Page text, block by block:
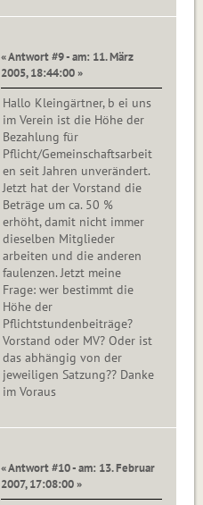
« Antwort #9 - am: 11. März
2005, 18:44:00 »
Hallo Kleingärtner, b ei uns
im Verein ist die Höhe der
Bezahlung für
Pflicht/Gemeinschaftsarbeit
en seit Jahren unverändert.
Jetzt hat der Vorstand die
Beträge um ca. 50 %
erhöht, damit nicht immer
dieselben Mitglieder
arbeiten und die anderen
faulenzen. Jetzt meine
Frage: wer bestimmt die
Höhe der
Pflichtstundenbeiträge?
Vorstand oder MV? Oder ist
das abhängig von der
jeweiligen Satzung?? Danke
im Voraus
« Antwort #10 - am: 13. Februar
2007, 17:08:00 »